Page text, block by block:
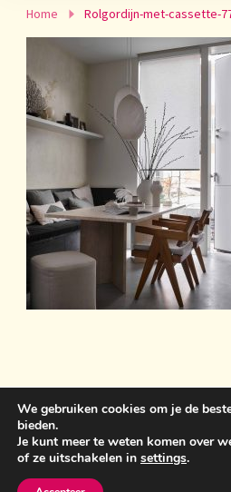
Home Rolgordijn-met-cassette-
Sint Anthonisweg 3 5831 AC
bemawonen@outlook.com
door
WP Delicious
We gebruiken cookies om je de
bieden.
Je kunt meer te weten komen over
of ze uitschakelen in settings.